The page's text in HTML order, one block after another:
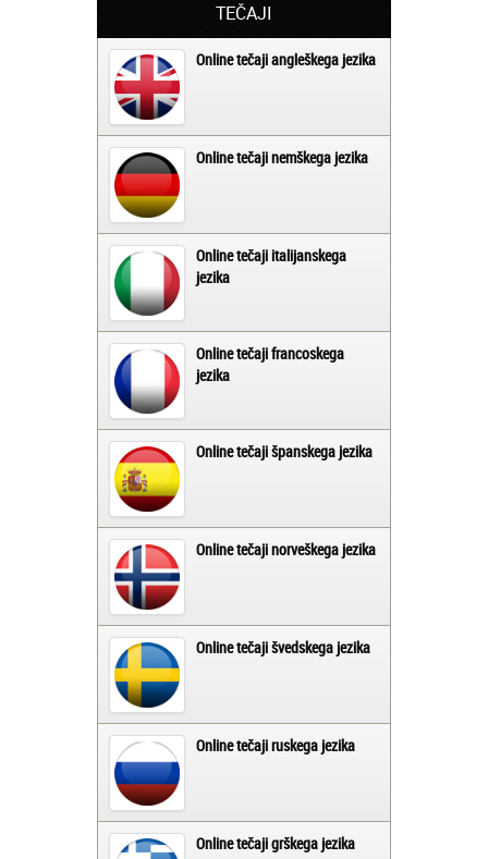
TEČAJI
Online tečaji angleškega jezika
Online tečaji nemškega jezika
Online tečaji italijanskega
jezika
Online tečaji francoskega
jezika
Online tečaji španskega jezika
Online tečaji norveškega jezika
Online tečaji švedskega jezika
Online tečaji ruskega jezika
Online tečaji grškega jezika